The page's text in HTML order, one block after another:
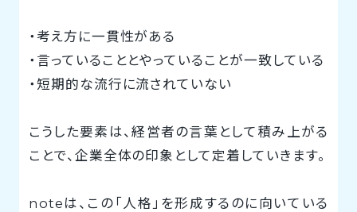
・考え方に一貫性がある
・言っていることとやっていることが一致している
・短期的な流行に流されていない
こうした要素は、経営者の言葉として積み上がる
ことで、企業全体の印象として定着していきます。
noteは、この「人格」を形成するのに向いている